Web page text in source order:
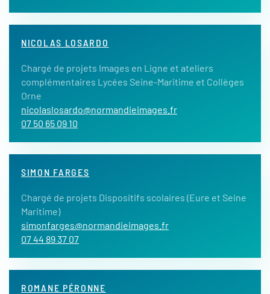
NICOLAS LOSARDO
Chargé de projets Images en Ligne et ateliers
complémentaires Lycées Seine-Maritime et Collèges
Orne
nicolaslosardo@normandieimages.fr
07 50 65 09 10
SIMON FARGES
Chargé de projets Dispositifs scolaires (Eure et Seine
Maritime)
simonfarges@normandieimages.fr
07 44 89 37 07
ROMANE PÉRONNE